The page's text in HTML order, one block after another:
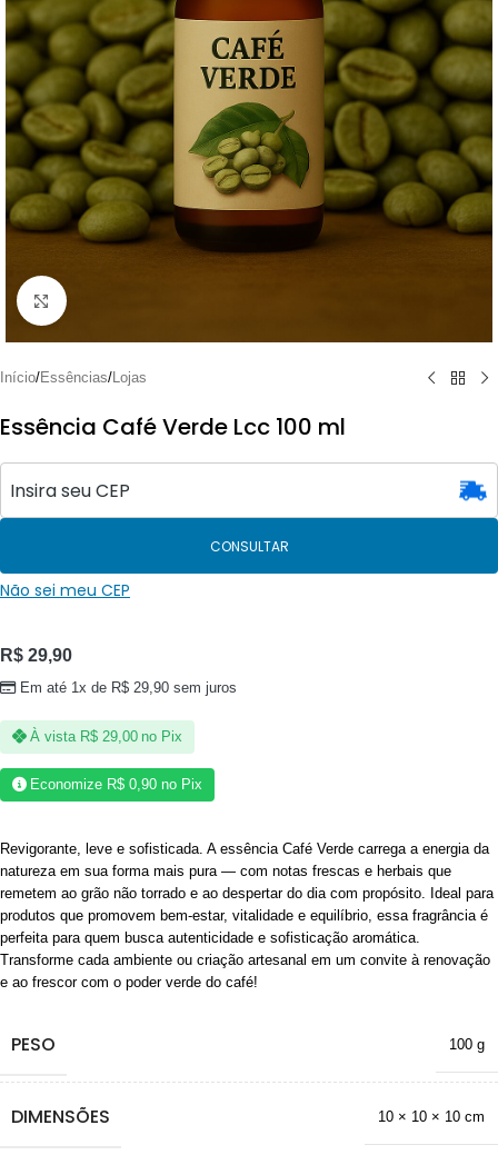
Clique para ampliar
Início/Essências/Lojas
Essência Café Verde Lcc 100 ml
CONSULTAR
Não sei meu CEP
R$ 29,90
Em até 1x de R$ 29,90 sem juros
À vista R$29,00 no Pix
Economize R$ 0,90 no Pix
Revigorante, leve e sofisticada. A essência Café Verde carrega a energia da
natureza em sua forma mais pura — com notas frescas e herbais que
remetem ao grão não torrado e ao despertar do dia com propósito. Ideal para
produtos que promovem bem-estar, vitalidade e equilíbrio, essa fragrância é
perfeita para quem busca autenticidade e sofisticação aromática.
Transforme cada ambiente ou criação artesanal em um convite à renovação
e ao frescor com o poder verde do café!
PESO 100 g
DIMENSÕES 10 × 10 × 10 cm